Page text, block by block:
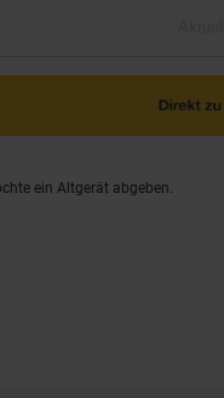
ein Altgerät abgeben.